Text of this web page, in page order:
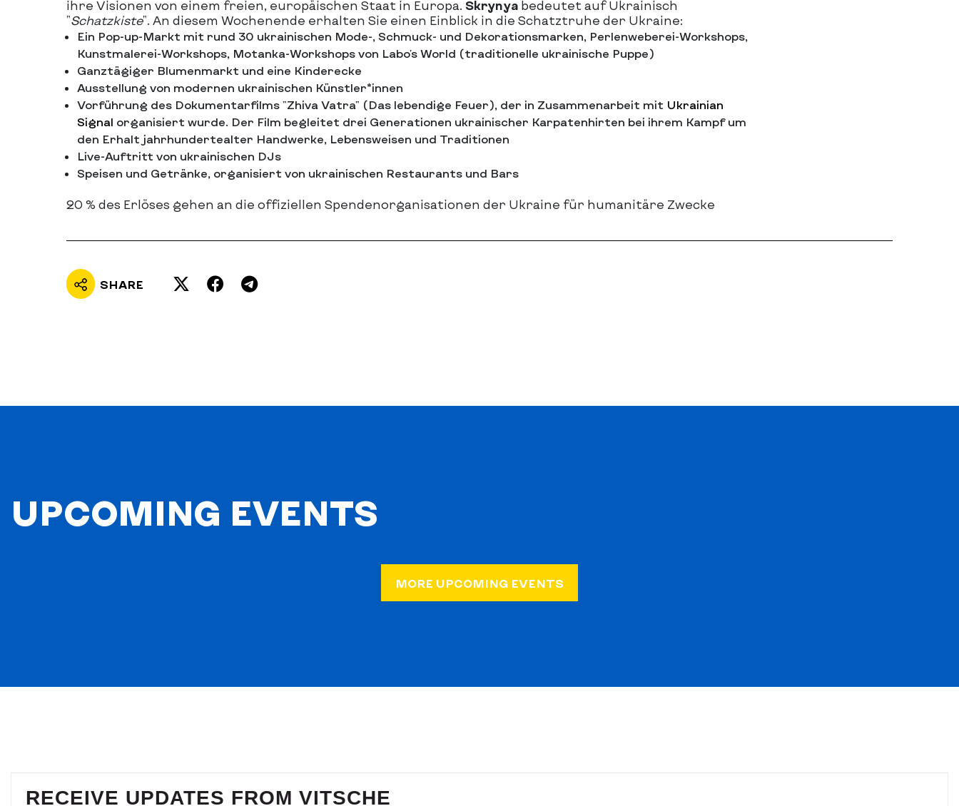
ihre Visionen von einem freien, europäischen Staat in Europa. Skrynyabedeutet auf Ukrainisch
"Schatzkiste". An diesem Wochenende erhalten Sie einen Einblick in die Schatztruhe der Ukraine:
Ein Pop-up-Markt mit rund 30 ukrainischen Mode-, Schmuck- und Dekorationsmarken, Perlenweberei-Workshops,
Kunstmalerei-Workshops, Motanka-Workshops von Labo's World (traditionelle ukrainische Puppe)
Ganztägiger Blumenmarkt und eine Kinderecke
Ausstellung von modernen ukrainischen Künstler*innen
Vorführung des Dokumentarfilms "Zhiva Vatra" (Das lebendige Feuer), der in Zusammenarbeit mit Ukrainian
Signal organisiert wurde. Der Film begleitet drei Generationen ukrainischer Karpatenhirten bei ihrem Kampf um
den Erhalt jahrhundertealter Handwerke, Lebensweisen und Traditionen
Live-Auftritt von ukrainischen DJs
Speisen und Getränke, organisiert von ukrainischen Restaurants und Bars
20 % des Erlöses gehen an die offiziellen Spendenorganisationen der Ukraine für humanitäre Zwecke
SHARE
UPCOMING EVENTS
MORE UPCOMING EVENTS
RECEIVE UPDATES FROM VITSCHE